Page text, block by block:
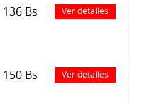
136 Bs Ver detalles
150 Bs Ver detalles